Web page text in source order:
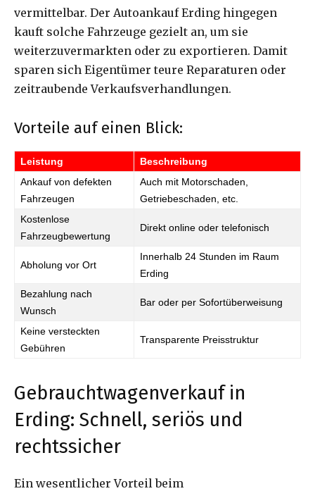
vermittelbar. Der Autoankauf Erding hingegen
kauft solche Fahrzeuge gezielt an, um sie
weiterzuvermarkten oder zu exportieren. Damit
sparen sich Eigentümer teure Reparaturen oder
zeitraubende Verkaufsverhandlungen.
Vorteile auf einen Blick:
Leistung
Beschreibung
Ankauf von defekten
Fahrzeugen
Auch mit Motorschaden,
Getriebeschaden, etc.
Kostenlose
Fahrzeugbewertung
Direkt online oder telefonisch
Abholung vor Ort
Innerhalb 24 Stunden im Raum
Erding
Bezahlung nach
Wunsch
Bar oder per Sofortüberweisung
Keine versteckten
Gebühren
Transparente Preisstruktur
Gebrauchtwagenverkauf in
Erding: Schnell, seriös und
rechtssicher
Ein wesentlicher Vorteil beim